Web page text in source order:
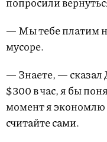
— Мы тебе платим
мусоре.
— Знаете, —
$300 в час, я бы
момент я экономлю
считайте сами.